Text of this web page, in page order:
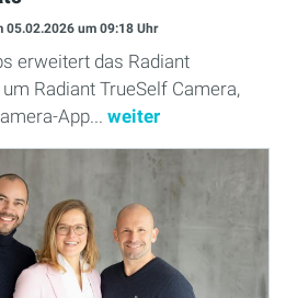
05.02.2026 um 09:18 Uhr
erweitert das Radiant
Radiant TrueSelf Camera,
App... weiter